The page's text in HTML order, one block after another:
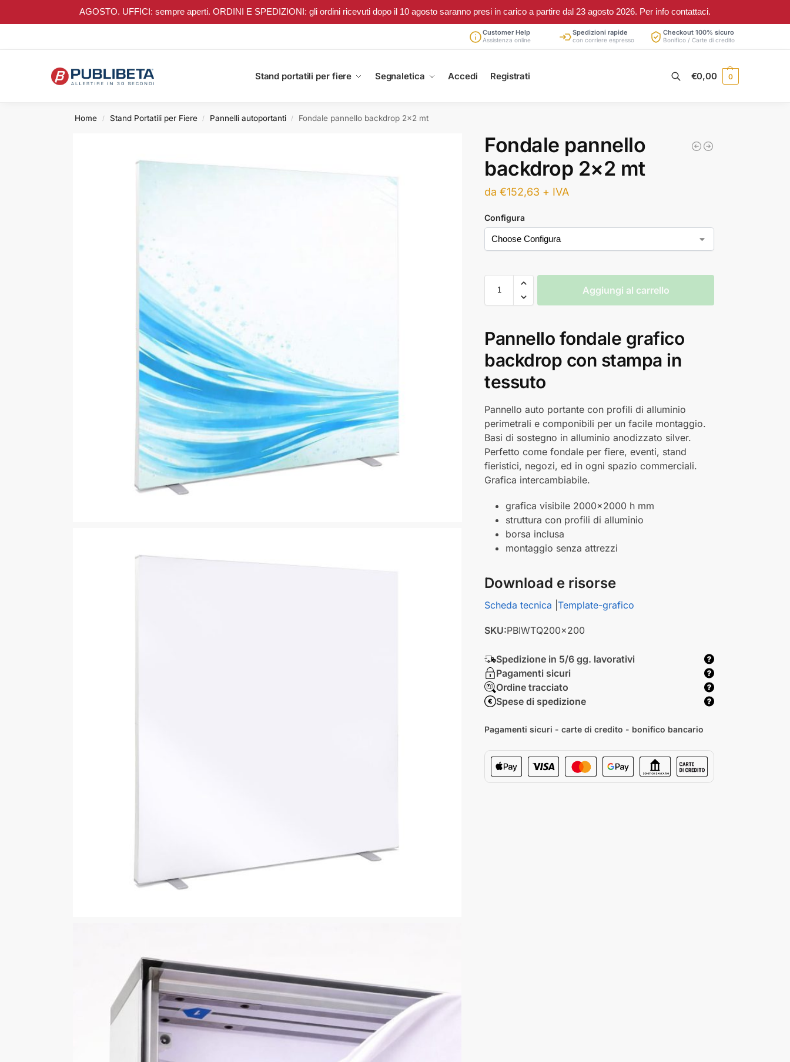
AGOSTO. UFFICI: sempre aperti. ORDINI E SPEDIZIONI: gli ordini ricevuti dopo il 10 agosto saranno presi in carico a partire dal 23 agosto 2026. Per info contattaci.
Customer Help
Assistenza online
Spedizioni rapide
con corriere espresso
Checkout 100% sicuro
Bonifico / Carte di credito
Stand portatili per fiere Segnaletica Accedi Registrati €0,00 0
Home / Stand Portatili per Fiere / Pannelli autoportanti / Fondale pannello backdrop 2×2 mt
Fondale pannello
backdrop 2×2 mt
da€152,63 + IVA
Configura
Aggiungi al carrello
Pannello fondale grafico
backdrop con stampa in
tessuto
Pannello auto portante con profili di alluminio
perimetrali e componibili per un facile montaggio.
Basi di sostegno in alluminio anodizzato silver.
Perfetto come fondale per fiere, eventi, stand
fieristici, negozi, ed in ogni spazio commerciali.
Grafica intercambiabile.
grafica visibile 2000×2000 h mm
struttura con profili di alluminio
borsa inclusa
montaggio senza attrezzi
Download e risorse
Scheda tecnica |Template-grafico
SKU:PBIWTQ200x200
Spedizione in 5/6 gg. lavorativi
Pagamenti sicuri
Ordine tracciato
Spese di spedizione
Pagamenti sicuri - carte di credito - bonifico bancario